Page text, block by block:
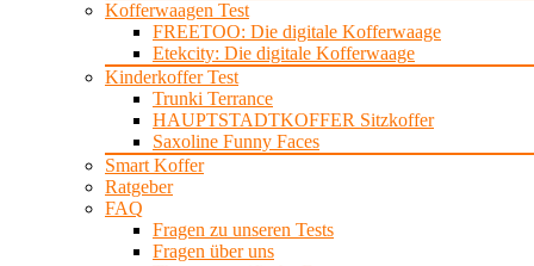
Kofferwaagen Test
FREETOO: Die digitale Kofferwaage
Etekcity: Die digitale Kofferwaage
Kinderkoffer Test
Trunki Terrance
HAUPTSTADTKOFFER Sitzkoffer
Saxoline Funny Faces
Smart Koffer
Ratgeber
FAQ
Fragen zu unseren Tests
Fragen über uns